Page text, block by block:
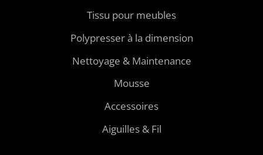
Tissu pour meubles
Polypresser à la dimension
Nettoyage & Maintenance
Mousse
Accessoires
Aiguilles & Fil